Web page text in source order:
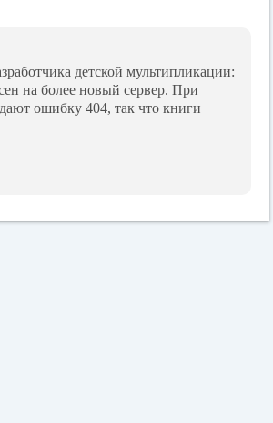
детской мультипликации:
на более новый сервер. При
ошибку 404, так что книги